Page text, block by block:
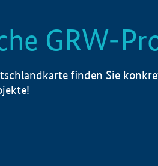
GRW-
finden Sie